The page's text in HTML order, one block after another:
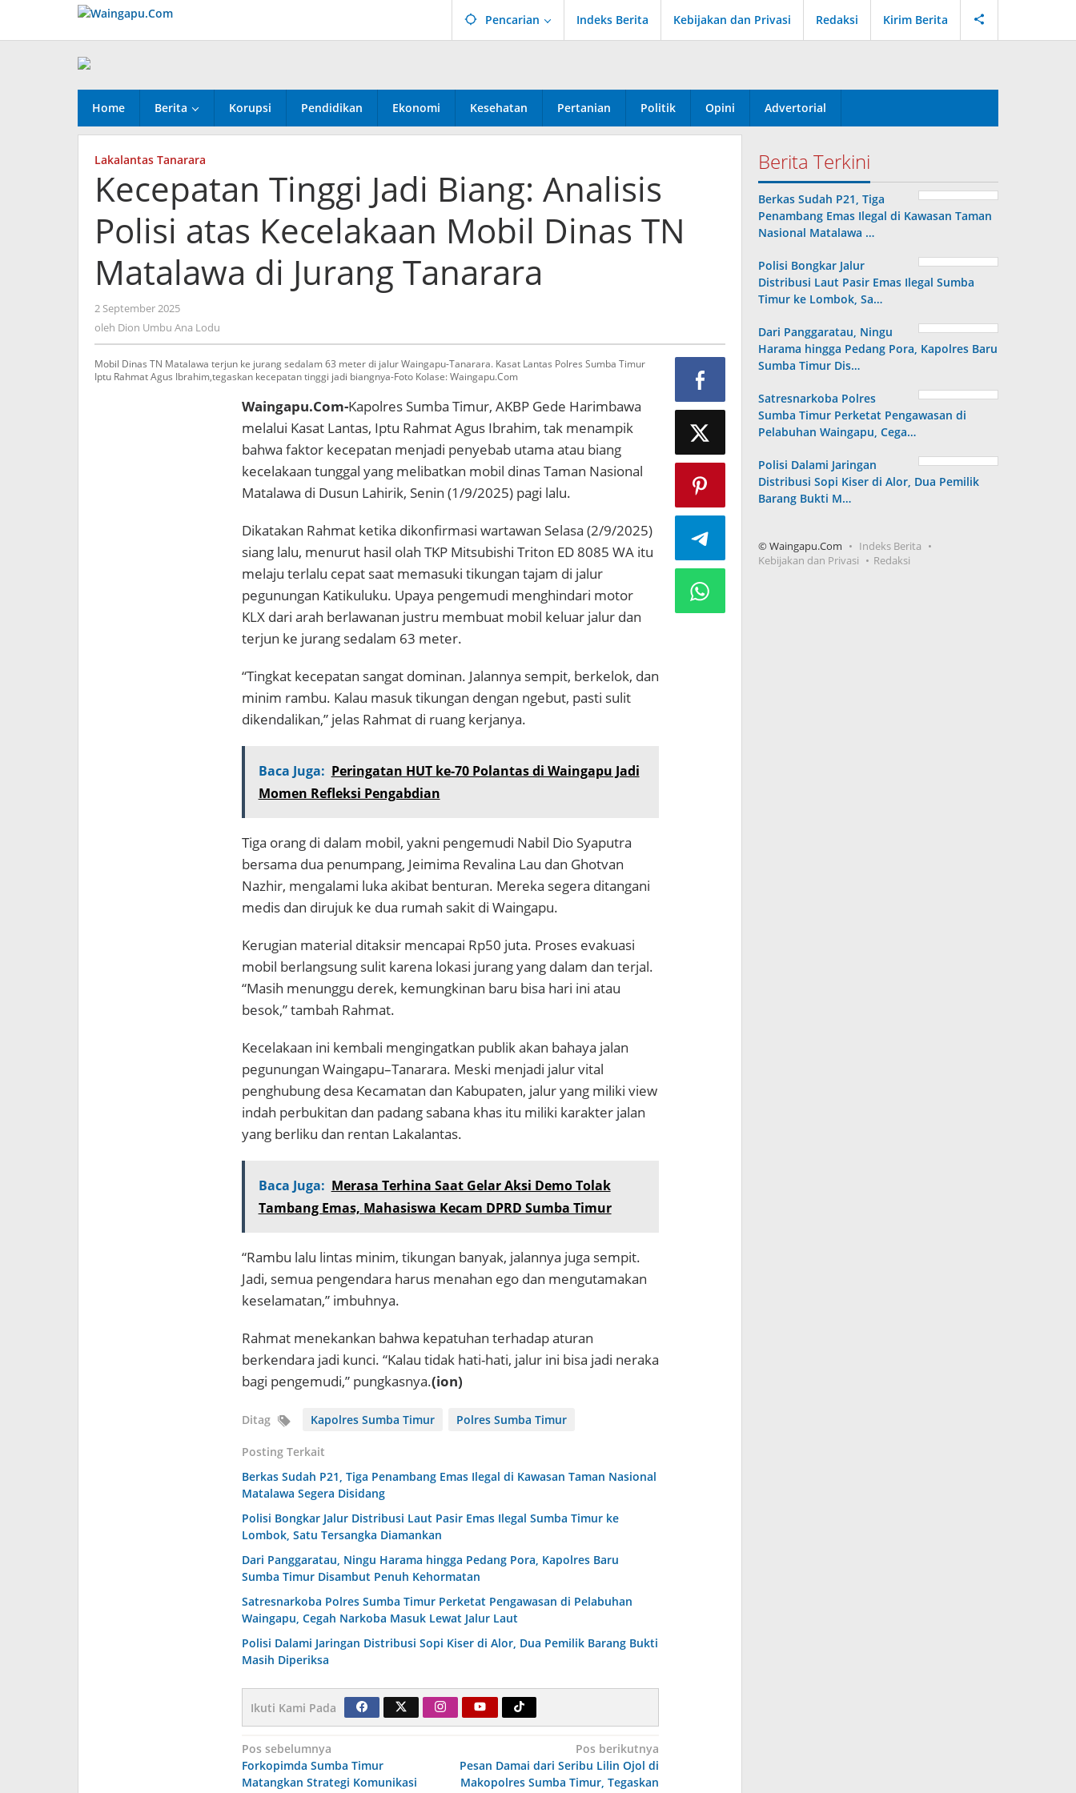
konten
Pencarian Indeks Berita Kebijakan dan Privasi Redaksi Kirim Berita
Home Berita Korupsi Pendidikan Ekonomi Kesehatan Pertanian Politik Opini Advertorial
Lakalantas Tanarara
Kecepatan Tinggi Jadi Biang: Analisis
Polisi atas Kecelakaan Mobil Dinas TN
Matalawa di Jurang Tanarara
2 September 2025
Dion
Lodu
oleh Dion Umbu Ana Lodu
Mobil Dinas TN Matalawa terjun ke jurang sedalam 63 meter di jalur Waingapu-Tanarara. Kasat Lantas Polres Sumba Timur
Iptu Rahmat Agus Ibrahim,tegaskan kecepatan tinggi jadi biangnya-Foto Kolase: Waingapu.Com
Waingapu.Com-Kapolres Sumba Timur, AKBP Gede Harimbawa
melalui Kasat Lantas, Iptu Rahmat Agus Ibrahim, tak menampik
bahwa faktor kecepatan menjadi penyebab utama atau biang
kecelakaan tunggal yang melibatkan mobil dinas Taman Nasional
Matalawa di Dusun Lahirik, Senin (1/9/2025) pagi lalu.
Dikatakan Rahmat ketika dikonfirmasi wartawan Selasa (2/9/2025)
siang lalu, menurut hasil olah TKP Mitsubishi Triton ED 8085 WA itu
melaju terlalu cepat saat memasuki tikungan tajam di jalur
pegunungan Katikuluku. Upaya pengemudi menghindari motor
KLX dari arah berlawanan justru membuat mobil keluar jalur dan
terjun ke jurang sedalam 63 meter.
“Tingkat kecepatan sangat dominan. Jalannya sempit, berkelok, dan
minim rambu. Kalau masuk tikungan dengan ngebut, pasti sulit
dikendalikan,” jelas Rahmat di ruang kerjanya.
Baca Juga: Peringatan HUT ke-70 Polantas di Waingapu Jadi
Momen Refleksi Pengabdian
Tiga orang di dalam mobil, yakni pengemudi Nabil Dio Syaputra
bersama dua penumpang, Jeimima Revalina Lau dan Ghotvan
Nazhir, mengalami luka akibat benturan. Mereka segera ditangani
medis dan dirujuk ke dua rumah sakit di Waingapu.
Kerugian material ditaksir mencapai Rp50 juta. Proses evakuasi
mobil berlangsung sulit karena lokasi jurang yang dalam dan terjal.
“Masih menunggu derek, kemungkinan baru bisa hari ini atau
besok,” tambah Rahmat.
Kecelakaan ini kembali mengingatkan publik akan bahaya jalan
pegunungan Waingapu–Tanarara. Meski menjadi jalur vital
penghubung desa Kecamatan dan Kabupaten, jalur yang miliki view
indah perbukitan dan padang sabana khas itu miliki karakter jalan
yang berliku dan rentan Lakalantas.
Baca Juga: Merasa Terhina Saat Gelar Aksi Demo Tolak
Tambang Emas, Mahasiswa Kecam DPRD Sumba Timur
“Rambu lalu lintas minim, tikungan banyak, jalannya juga sempit.
Jadi, semua pengendara harus menahan ego dan mengutamakan
keselamatan,” imbuhnya.
Rahmat menekankan bahwa kepatuhan terhadap aturan
berkendara jadi kunci. “Kalau tidak hati-hati, jalur ini bisa jadi neraka
bagi pengemudi,” pungkasnya.(ion)
Ditag Kapolres Sumba Timur Polres Sumba Timur
Posting Terkait
Berkas Sudah P21, Tiga Penambang Emas Ilegal di Kawasan Taman Nasional
Matalawa Segera Disidang
Polisi Bongkar Jalur Distribusi Laut Pasir Emas Ilegal Sumba Timur ke
Lombok, Satu Tersangka Diamankan
Dari Panggaratau, Ningu Harama hingga Pedang Pora, Kapolres Baru
Sumba Timur Disambut Penuh Kehormatan
Satresnarkoba Polres Sumba Timur Perketat Pengawasan di Pelabuhan
Waingapu, Cegah Narkoba Masuk Lewat Jalur Laut
Polisi Dalami Jaringan Distribusi Sopi Kiser di Alor, Dua Pemilik Barang Bukti
Masih Diperiksa
Ikuti Kami Pada
Navigasi
pos
Pos sebelumnya
Forkopimda Sumba Timur
Matangkan Strategi Komunikasi
Pos berikutnya
Pesan Damai dari Seribu Lilin Ojol di
Makopolres Sumba Timur, Tegaskan
Berita Terkini
Berkas Sudah P21, Tiga
Penambang Emas Ilegal di Kawasan Taman
Nasional Matalawa …
Polisi Bongkar Jalur
Distribusi Laut Pasir Emas Ilegal Sumba
Timur ke Lombok, Sa…
Dari Panggaratau, Ningu
Harama hingga Pedang Pora, Kapolres Baru
Sumba Timur Dis…
Satresnarkoba Polres
Sumba Timur Perketat Pengawasan di
Pelabuhan Waingapu, Cega…
Polisi Dalami Jaringan
Distribusi Sopi Kiser di Alor, Dua Pemilik
Barang Bukti M…
© Waingapu.Com
Indeks Berita
Kebijakan dan Privasi
Redaksi